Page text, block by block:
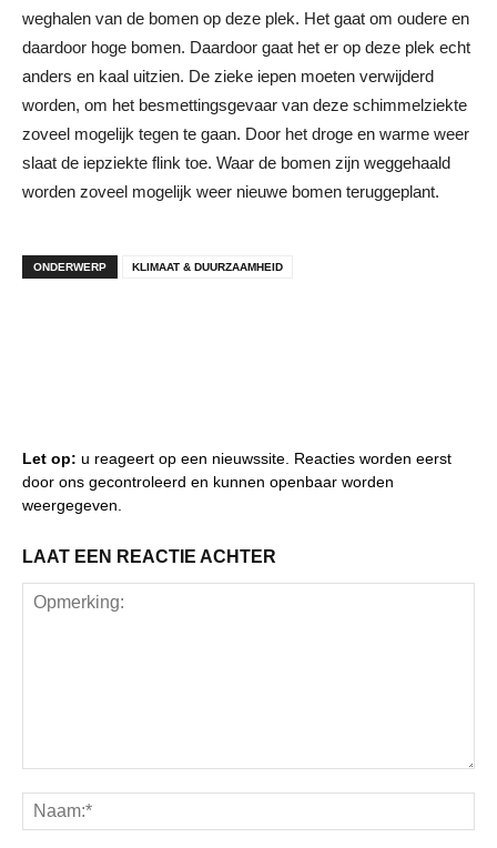
weghalen van de bomen op deze plek. Het gaat om oudere en
daardoor hoge bomen. Daardoor gaat het er op deze plek echt
anders en kaal uitzien. De zieke iepen moeten verwijderd
worden, om het besmettingsgevaar van deze schimmelziekte
zoveel mogelijk tegen te gaan. Door het droge en warme weer
slaat de iepziekte flink toe. Waar de bomen zijn weggehaald
worden zoveel mogelijk weer nieuwe bomen teruggeplant.
ONDERWERP KLIMAAT & DUURZAAMHEID
Let op: u reageert op een nieuwssite. Reacties worden eerst
door ons gecontroleerd en kunnen openbaar worden
weergegeven.
LAAT EEN REACTIE ACHTER